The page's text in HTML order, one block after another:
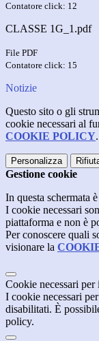
Contatore click: 12
CLASSE 1G_1.pdf
File PDF
Contatore click: 15
Notizie
Questo sito o gli
cookie necessari al
COOKIE POLICY.
Personalizza
Gestione cookie
In questa schermata
I cookie necessari
piattaforma e non è
Per conoscere quali
visionare la
Cookie necessari
I cookie necessari
disabilitati. È
policy.